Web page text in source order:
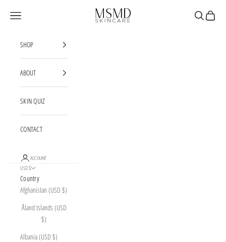
Michael Schwartz MD
Open navigation menu Open search
Open
SHOP
ABOUT
SKIN QUIZ
CONTACT
ACCOUNT
USD $
Country
Afghanistan (USD $)
Åland Islands (USD
$)
Albania (USD $)